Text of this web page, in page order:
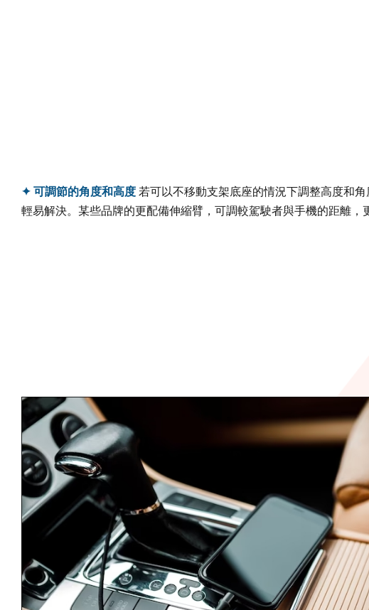
✦ 可調節的角度和高度若可以不移動支架底座的情況下調整高度和
輕易解決。某些品牌的更配備伸縮臂，可調較駕駛者與手機的距離，